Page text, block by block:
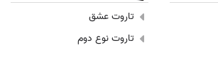
تاروت عشق
تاروت نوع دوم